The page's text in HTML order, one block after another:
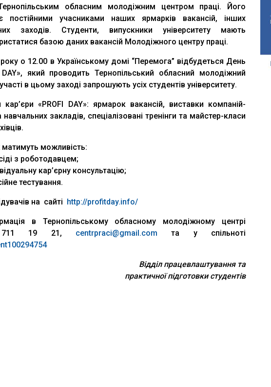
обласним молодіжним центром праці. Його
постійними учасниками наших ярмарків вакансій, інших
заходів. Студенти, випускники університету мають
базою даних вакансій Молодіжного центру праці.
о 12.00 в Українському домі “Перемога” відбудеться День
DAY», який проводить Тернопільський обласний молодіжний
в цьому заході запрошують усіх студентів університету.
«PROFІ DAY»: ярмарок вакансій, виставки компаній-
закладів, спеціалізовані тренінги та майстер-класи
можливість:
з роботодавцем;
кар’єрну консультацію;
тестування.
на сайті http://profitday.info/
в Тернопільському обласному молодіжному центрі
711 19 21, centrpraci@gmail.com та у спільноті
Відділ працевлаштування та
практичної підготовки студентів